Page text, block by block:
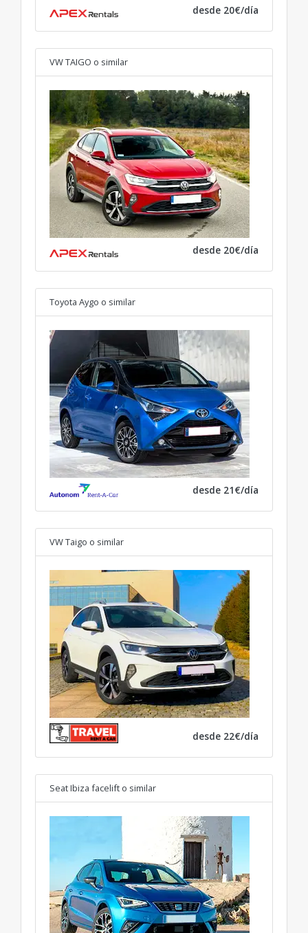
desde 20€/día
VW TAIGO o similar
desde 20€/día
Toyota Aygo o similar
desde 21€/día
VW Taigo o similar
desde 22€/día
Seat Ibiza facelift o similar